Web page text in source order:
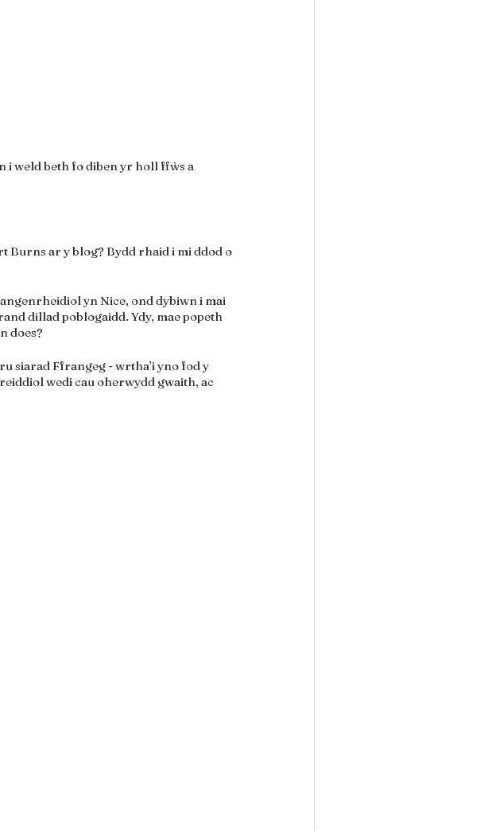
i weld beth fo diben yr holl ffẁs a
Burns ar y blog? Bydd rhaid i mi ddod o
yn Nice, ond dybiwn i mai
dillad poblogaidd. Ydy, mae popeth
does?
siarad Ffrangeg - wrtha’i yno fod y
wedi cau oherwydd gwaith, ac